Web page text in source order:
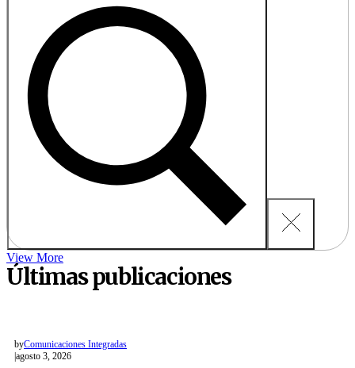
View More
Últimas publicaciones
byComunicaciones Integradas
agosto 3, 2026